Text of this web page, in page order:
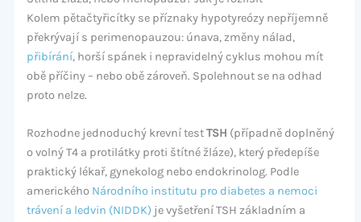
Kolem pětačtyřicítky se příznaky hypotyreózy nepříjemně
překrývají s perimenopauzou: únava, změny nálad,
přibírání, horší spánek i nepravidelný cyklus mohou mít
obě příčiny – nebo obě zároveň. Spolehnout se na odhad
proto nelze.
Rozhodne jednoduchý krevní testTSH (případně doplněný
o volný T4 a protilátky proti štítné žláze), který předepíše
praktický lékař, gynekolog nebo endokrinolog. Podle
amerického Národního institutu pro diabetes a nemoci
trávení a ledvin (NIDDK) je vyšetření TSH základním a